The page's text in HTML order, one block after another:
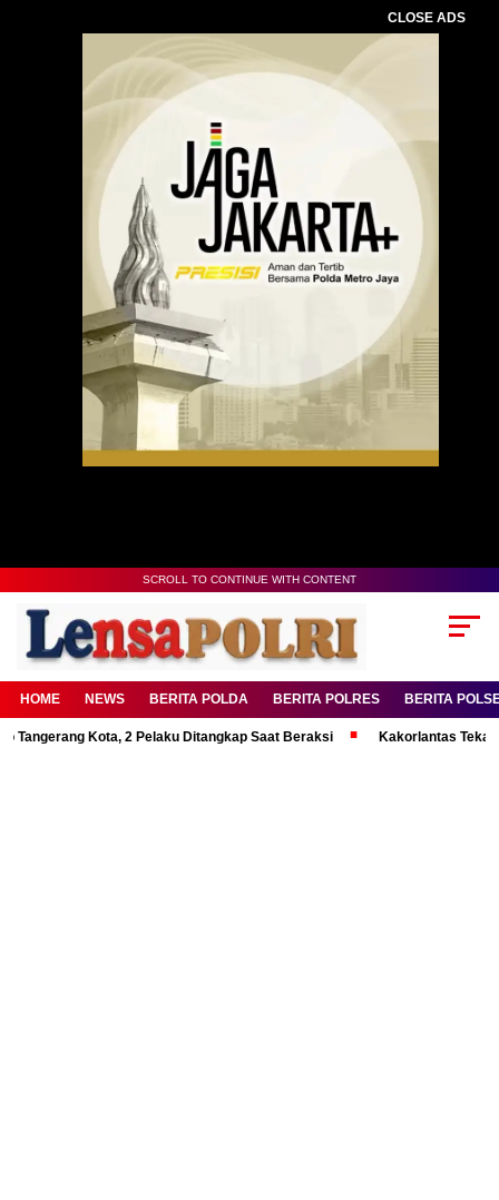
CLOSE ADS
SCROLL TO CONTINUE WITH CONTENT
HOME NEWS BERITA POLDA BERITA POLRES BERITA
Kota, 2 Pelaku Ditangkap Saat Beraksi Kakorlantas Tekankan